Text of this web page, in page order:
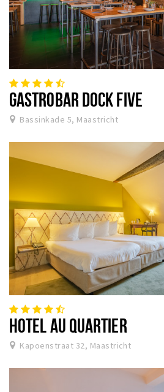
GASTROBAR DOCK FIVE
Bassinkade 5, Maastricht
HOTEL AU QUARTIER
Kapoenstraat 32, Maastricht